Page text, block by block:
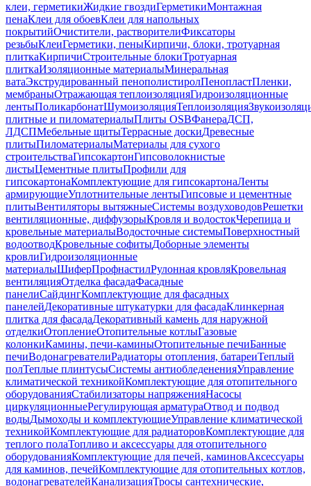
клеи, герметикиЖидкие гвоздиГерметикиМонтажная
пенаКлеи для обоевКлеи для напольных
покрытийОчистители, растворителиФиксаторы
резьбыКлеиГерметики, пеныКирпичи, блоки, тротуарная
плиткаКирпичиСтроительные блокиТротуарная
плиткаИзоляционные материалыМинеральная
ватаЭкструдированный пенополистиролПенопластПленки,
мембраныОтражающая теплоизоляцияГидроизоляционные
лентыПоликарбонатШумоизоляцияТеплоизоляция
плитные и пиломатериалыПлиты OSBФанераДСП,
ЛДСПМебельные щитыТеррасные доскиДревесные
плитыПиломатериалыМатериалы для сухого
строительстваГипсокартонГипсоволокнистые
листыЦементные плитыПрофили для
гипсокартонаКомплектующие для гипсокартонаЛенты
армирующиеУплотнительные лентыГипсовые и цементные
плитыВентиляторы вытяжныеСистемы воздуховодовРешетки
вентиляционные, диффузорыКровля и водостокЧерепица и
кровельные материалыВодосточные системыПоверхностный
водоотводКровельные софитыДоборные элементы
кровлиГидроизоляционные
материалыШиферПрофнастилРулонная кровляКровельная
вентиляцияОтделка фасадаФасадные
панелиСайдингКомплектующие для фасадных
панелейДекоративные штукатурки для фасадаКлинкерная
плитка для фасадаДекоративный камень для наружной
отделкиОтоплениеОтопительные котлыГазовые
колонкиКамины, печи-каминыОтопительные печиБанные
печиВодонагревателиРадиаторы отопления, батареиТеплый
полТеплые плинтусыСистемы антиобледененияУправление
климатической техникойКомплектующие для отопительного
оборудованияСтабилизаторы напряженияНасосы
циркуляционныеРегулирующая арматураОтвод и подвод
водыДымоходы и комплектующиеУправление климатической
техникойКомплектующие для радиаторовКомплектующие для
теплого полаТопливо и аксессуары для отопительного
оборудованияКомплектующие для печей, каминовАксессуары
для каминов, печейКомплектующие для отопительных котлов,
водонагревателейКанализацияТросы сантехнические,